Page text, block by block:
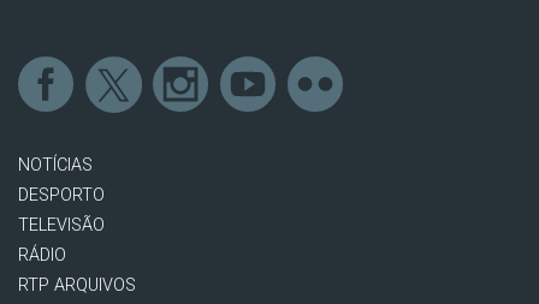
NOTÍCIAS
DESPORTO
TELEVISÃO
RÁDIO
RTP ARQUIVOS